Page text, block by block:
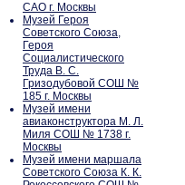
САО г. Москвы
Музей Героя
Советского Союза,
Героя
Социалистического
Труда В. С.
Гризодубовой СОШ №
185 г. Москвы
Музей имени
авиаконструктора М. Л.
Миля СОШ № 1738 г.
Москвы
Музей имени маршала
Советского Союза К. К.